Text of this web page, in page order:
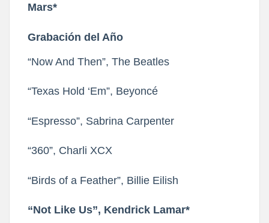
Mars*
Grabación del Año
“Now And Then”, The Beatles
“Texas Hold ‘Em”, Beyoncé
“Espresso”, Sabrina Carpenter
“360”, Charli XCX
“Birds of a Feather”, Billie Eilish
“Not Like Us”, Kendrick Lamar*